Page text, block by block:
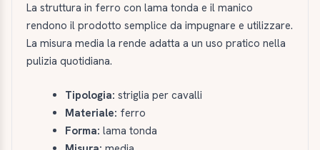
La struttura in ferro con lama tonda e il manico
rendono il prodotto semplice da impugnare e utilizzare.
La misura media la rende adatta a un uso pratico nella
pulizia quotidiana.
Tipologia: striglia per cavalli
Materiale: ferro
Forma: lama tonda